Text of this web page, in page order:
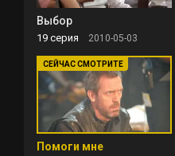
Выбор
19 серия 2010-05-03
Помоги мне